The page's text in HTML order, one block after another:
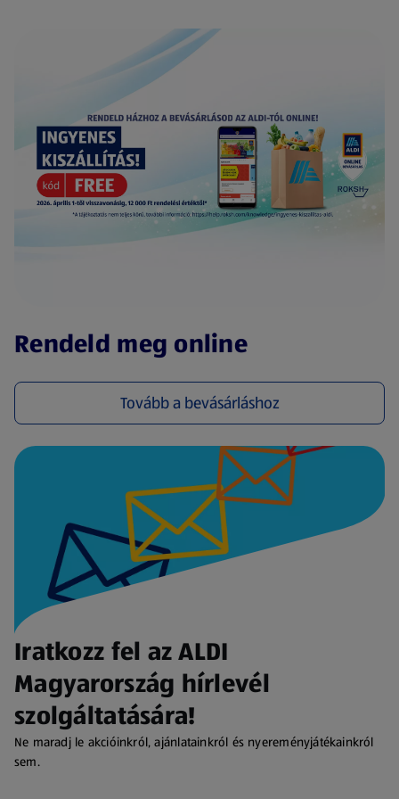
Rendeld meg online
Tovább a bevásárláshoz
(új oldalon nyílik meg)
Iratkozz fel az ALDI
Magyarország hírlevél
szolgáltatására!
Ne maradj le akcióinkról, ajánlatainkról és nyereményjátékainkról
sem.